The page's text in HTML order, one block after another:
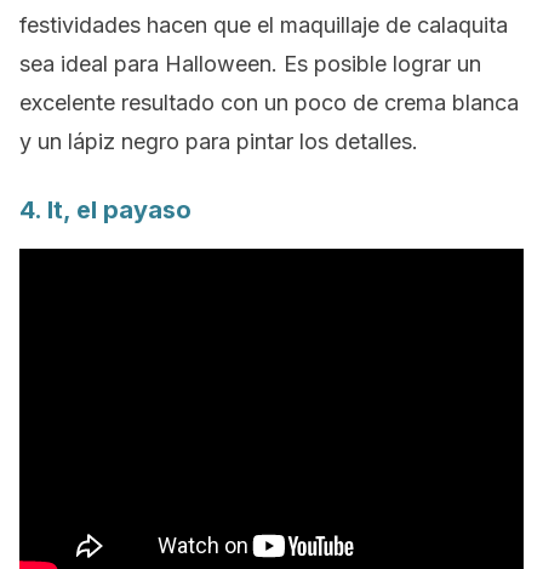
festividades hacen que el maquillaje de calaquita
sea ideal para Halloween. Es posible lograr un
excelente resultado con un poco de crema blanca
y un lápiz negro para pintar los detalles.
4. It, el payaso